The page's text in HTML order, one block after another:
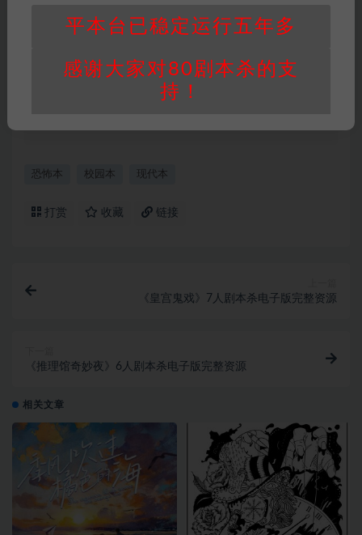
用。
问或购买使用引起的任何行为和纠纷，本站概不
承担任何责任。未经许可的【搬运】和【账号共
恐怖本 校园本 现代本
打赏 收藏 链接
《皇宫鬼戏》7人剧本杀电子版完整资源
《推理馆奇妙夜》6人剧本杀电子版完整资源
相关文章
平本台已稳定运行五年多
感谢大家对80剧本杀的支
持！